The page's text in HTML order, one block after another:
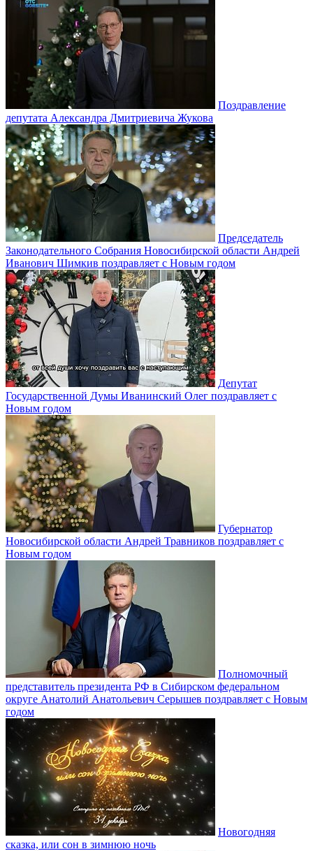
Поздравление
депутата Александра Дмитриевича Жукова
Председатель
Законодательного Собрания Новосибирской области Андрей
Иванович Шимкив поздравляет с Новым годом
Депутат
Государственной Думы Иванинский Олег поздравляет с
Новым годом
Губернатор
Новосибирской области Андрей Травников поздравляет с
Новым годом
Полномочный
представитель президента РФ в Сибирском федеральном
округе Анатолий Анатольевич Серышев поздравляет с Новым
годом
Новогодняя
сказка, или сон в зимнюю ночь